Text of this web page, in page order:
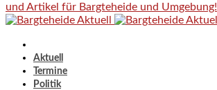
und Artikel für Bargteheide und Umgebung!
Aktuell
Termine
Politik